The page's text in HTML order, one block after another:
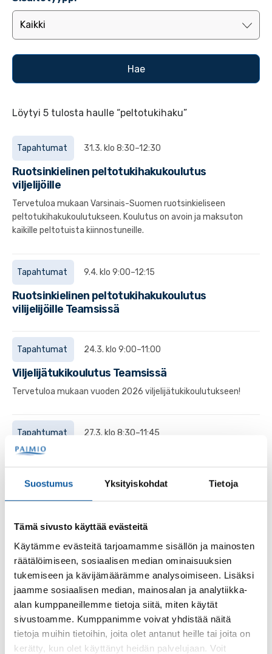
Suostumus Yksityiskohdat Tietoja
Tämä sivusto käyttää evästeitä
Käytämme evästeitä tarjoamamme sisällön ja mainosten
räätälöimiseen, sosiaalisen median ominaisuuksien
tukemiseen ja kävijämäärämme analysoimiseen. Lisäksi
jaamme sosiaalisen median, mainosalan ja analytiikka-
alan kumppaneillemme tietoja siitä, miten käytät
sivustoamme. Kumppanimme voivat yhdistää näitä
tietoja muihin tietoihin, joita olet antanut heille tai joita on
kerätty, kun olet käyttänyt heidän palvelujaan. Voit
Löytyi 5 tulosta haulle “peltotukihaku”
Tapahtumat 31.3. klo 8:30–12:30
Ruotsinkielinen peltotukihakukoulutus
viljelijöille
Tervetuloa mukaan Varsinais-Suomen ruotsinkieliseen
peltotukihakukoulutukseen. Koulutus on avoin ja maksuton
kaikille peltotuista kiinnostuneille.
Tapahtumat 9.4. klo 9:00–12:15
Ruotsinkielinen peltotukihakukoulutus
vilijelijöille Teamsissä
Tapahtumat 24.3. klo 9:00–11:00
Viljelijätukikoulutus Teamsissä
Tervetuloa mukaan vuoden 2026 viljelijätukikoulutukseen!
Tapahtumat 27.3. klo 8:30–11:45
Peltotukihakukoulutus viljelijöille Teamsissä
peltotukihakukoulutukseen. Koulutus on avoin ja maksuton
kaikille peltotuista kiinnostuneille, ja se järjestetään etänä...
Sivut
Maataloustuet
Maataloustukien tarkoitus on turvata
elintarviketuotannon kannattavuus ja jatkuvuus.